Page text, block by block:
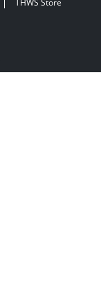
THWS Store